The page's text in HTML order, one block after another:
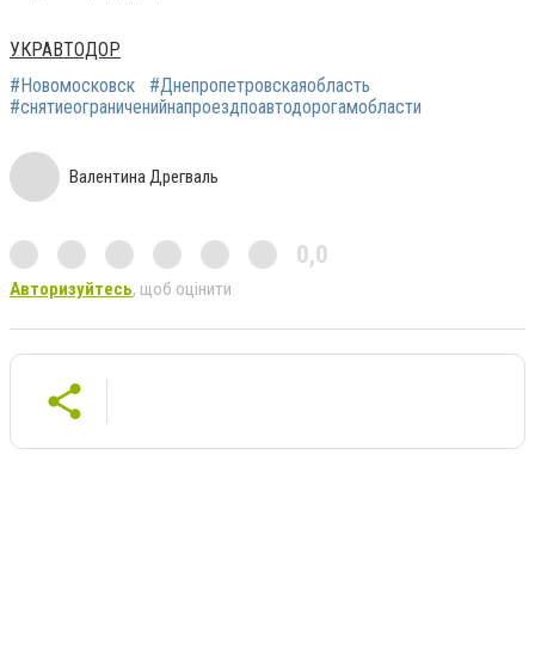
УКРАВТОДОР
#Новомосковск
#Днепропетровскаяобласть
#снятиеограниченийнапроездпоавтодорогамобласти
Валентина Дрегваль
0,0
Авторизуйтесь, щоб оцінити